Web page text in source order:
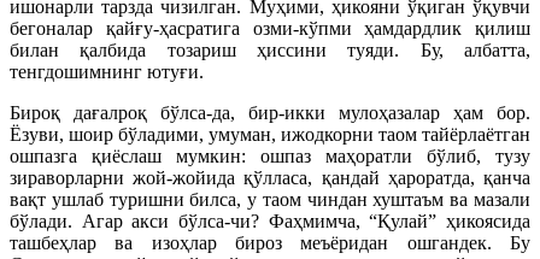
ишонарли тарзда чизилган. Муҳими, ҳикояни ўқиган ўқувчи
бегоналар қайғу-ҳасратига озми-кўпми ҳамдардлик қилиш
билан қалбида тозариш ҳиссини туяди. Бу, албатта,
тенгдошимнинг ютуғи.
Бироқ дағалроқ бўлса-да, бир-икки мулоҳазалар ҳам бор.
Ёзуви, шоир бўладими, умуман, ижодкорни таом тайёрлаётган
ошпазга қиёслаш мумкин: ошпаз маҳоратли бўлиб, тузу
зираворларни жой-жойида қўлласа, қандай ҳароратда, қанча
вақт ушлаб туришни билса, у таом чиндан хуштаъм ва мазали
бўлади. Агар акси бўлса-чи? Фаҳмимча, “Қулай” ҳикоясида
ташбеҳлар ва изоҳлар бироз меъёридан ошгандек. Бу